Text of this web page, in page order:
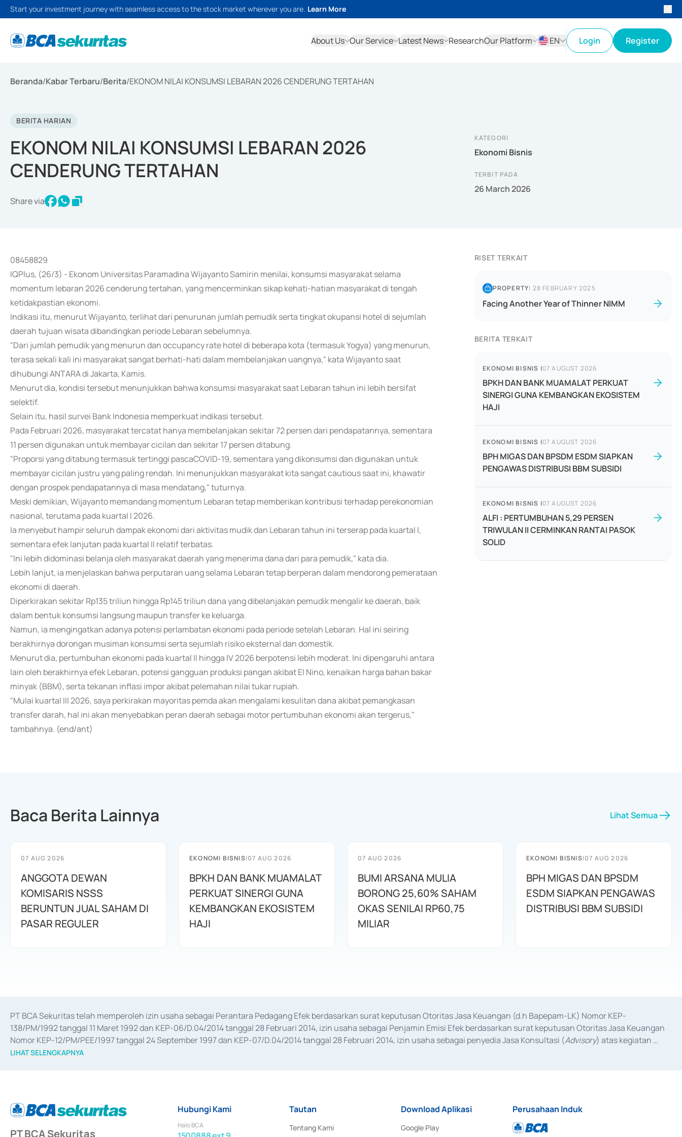
Start your investment journey with seamless access to the stock market wherever you are. Learn More
About Us Our Service Latest News ResearchOur Platform
EN
Login Register
Beranda/Kabar Terbaru/Berita/EKONOM NILAI KONSUMSI LEBARAN 2026 CENDERUNG TERTAHAN
BERITA HARIAN
EKONOM NILAI KONSUMSI LEBARAN 2026
CENDERUNG TERTAHAN
Share via
KATEGORI
Ekonomi Bisnis
TERBIT PADA
26 March 2026
08458829
IQPlus, (26/3) - Ekonom Universitas Paramadina Wijayanto Samirin menilai, konsumsi masyarakat selama
momentum lebaran 2026 cenderung tertahan, yang mencerminkan sikap kehati-hatian masyarakat di tengah
ketidakpastian ekonomi.
Indikasi itu, menurut Wijayanto, terlihat dari penurunan jumlah pemudik serta tingkat okupansi hotel di sejumlah
daerah tujuan wisata dibandingkan periode Lebaran sebelumnya.
"Dari jumlah pemudik yang menurun dan occupancy rate hotel di beberapa kota (termasuk Yogya) yang menurun,
terasa sekali kali ini masyarakat sangat berhati-hati dalam membelanjakan uangnya," kata Wijayanto saat
dihubungi ANTARA di Jakarta, Kamis.
Menurut dia, kondisi tersebut menunjukkan bahwa konsumsi masyarakat saat Lebaran tahun ini lebih bersifat
selektif.
Selain itu, hasil survei Bank Indonesia memperkuat indikasi tersebut.
Pada Februari 2026, masyarakat tercatat hanya membelanjakan sekitar 72 persen dari pendapatannya, sementara
11 persen digunakan untuk membayar cicilan dan sekitar 17 persen ditabung.
"Proporsi yang ditabung termasuk tertinggi pascaCOVID-19, sementara yang dikonsumsi dan digunakan untuk
membayar cicilan justru yang paling rendah. Ini menunjukkan masyarakat kita sangat cautious saat ini, khawatir
dengan prospek pendapatannya di masa mendatang," tuturnya.
Meski demikian, Wijayanto memandang momentum Lebaran tetap memberikan kontribusi terhadap perekonomian
nasional, terutama pada kuartal I 2026.
Ia menyebut hampir seluruh dampak ekonomi dari aktivitas mudik dan Lebaran tahun ini terserap pada kuartal I,
sementara efek lanjutan pada kuartal II relatif terbatas.
"Ini lebih didominasi belanja oleh masyarakat daerah yang menerima dana dari para pemudik," kata dia.
Lebih lanjut, ia menjelaskan bahwa perputaran uang selama Lebaran tetap berperan dalam mendorong pemerataan
ekonomi di daerah.
Diperkirakan sekitar Rp135 triliun hingga Rp145 triliun dana yang dibelanjakan pemudik mengalir ke daerah, baik
dalam bentuk konsumsi langsung maupun transfer ke keluarga.
Namun, ia mengingatkan adanya potensi perlambatan ekonomi pada periode setelah Lebaran. Hal ini seiring
berakhirnya dorongan musiman konsumsi serta sejumlah risiko eksternal dan domestik.
Menurut dia, pertumbuhan ekonomi pada kuartal II hingga IV 2026 berpotensi lebih moderat. Ini dipengaruhi antara
lain oleh berakhirnya efek Lebaran, potensi gangguan produksi pangan akibat El Nino, kenaikan harga bahan bakar
minyak (BBM), serta tekanan inflasi impor akibat pelemahan nilai tukar rupiah.
"Mulai kuartal III 2026, saya perkirakan mayoritas pemda akan mengalami kesulitan dana akibat pemangkasan
transfer darah, hal ini akan menyebabkan peran daerah sebagai motor pertumbuhan ekonomi akan tergerus,"
tambahnya. (end/ant)
RISET TERKAIT
PROPERTY| 28 FEBRUARY 2025
Facing Another Year of Thinner NIMM
BERITA TERKAIT
EKONOMI BISNIS |07 AUGUST 2026
BPKH DAN BANK MUAMALAT PERKUAT
SINERGI GUNA KEMBANGKAN EKOSISTEM
HAJI
EKONOMI BISNIS |07 AUGUST 2026
BPH MIGAS DAN BPSDM ESDM SIAPKAN
PENGAWAS DISTRIBUSI BBM SUBSIDI
EKONOMI BISNIS |07 AUGUST 2026
ALFI : PERTUMBUHAN 5,29 PERSEN
TRIWULAN II CERMINKAN RANTAI PASOK
SOLID
Baca Berita Lainnya Lihat Semua
07 AUG 2026
ANGGOTA DEWAN
KOMISARIS NSSS
BERUNTUN JUAL SAHAM DI
PASAR REGULER
EKONOMI BISNIS|07 AUG 2026
BPKH DAN BANK MUAMALAT
PERKUAT SINERGI GUNA
KEMBANGKAN EKOSISTEM
HAJI
07 AUG 2026
BUMI ARSANA MULIA
BORONG 25,60% SAHAM
OKAS SENILAI RP60,75
MILIAR
EKONOMI BISNIS|07 AUG 2026
BPH MIGAS DAN BPSDM
ESDM SIAPKAN PENGAWAS
DISTRIBUSI BBM SUBSIDI
PT BCA Sekuritas telah memperoleh izin usaha sebagai Perantara Pedagang Efek berdasarkan surat keputusan Otoritas Jasa Keuangan (d.h Bapepam-LK) Nomor KEP-
138/PM/1992 tanggal 11 Maret 1992 dan KEP-06/D.04/2014 tanggal 28 Februari 2014, izin usaha sebagai Penjamin Emisi Efek berdasarkan surat keputusan Otoritas Jasa Keuangan
Nomor KEP-12/PM/PEE/1997 tanggal 24 September 1997 dan KEP-07/D.04/2014 tanggal 28 Februari 2014, izin usaha sebagai penyedia Jasa Konsultasi (Advisory) atas kegiatan
merger, akuisisi, divestasi, dan
LIHAT SELENGKAPNYA
PT BCA Sekuritas
Hubungi Kami
Halo BCA
Tautan
Tentang Kami
Download Aplikasi
Google Play
Perusahaan Induk